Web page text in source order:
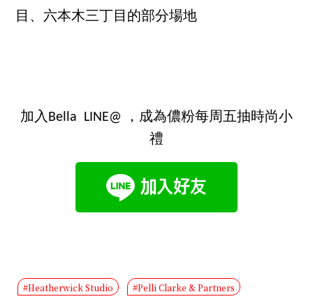
目、六本木三丁目的部分場地
加入Bella LINE@ ，成為儂粉每周五抽時尚小
禮
#Heatherwick Studio #Pelli Clarke & Partners